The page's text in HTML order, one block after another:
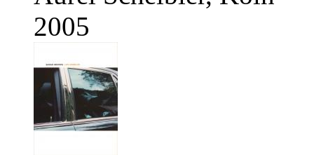
2005